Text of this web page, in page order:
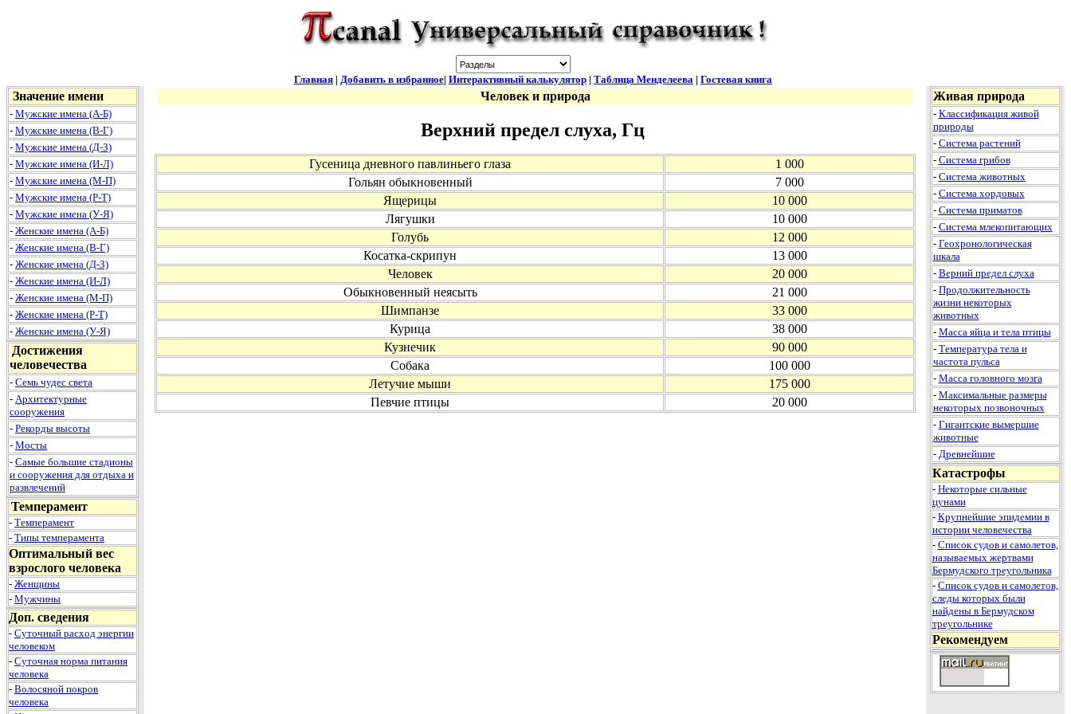
Главная | Добавить в избранное| Интерактивный калькулятор | Таблица Менделеева | Гостевая книга
Значение имени
- Мужские имена (А-Б)
- Мужские имена (В-Г)
- Мужские имена (Д-З)
- Мужские имена (И-Л)
- Мужские имена (М-П)
- Мужские имена (Р-Т)
- Мужские имена (У-Я)
- Женские имена (А-Б)
- Женские имена (В-Г)
- Женские имена (Д-З)
- Женские имена (И-Л)
- Женские имена (М-П)
- Женские имена (Р-Т)
- Женские имена (У-Я)
Достижения
человечества
- Семь чудес света
- Архитектурные
сооружения
- Рекорды высоты
- Мосты
- Самые большие стадионы
и сооружения для отдыха и
развлечений
Темперамент
- Темперамент
- Типы темперамента
Оптимальный вес
взрослого человека
- Женщины
- Мужчины
Доп. сведения
- Суточный расход энергии
человеком
- Суточная норма питания
человека
- Волосяной покров
человека
Человек и природа
Верхний предел слуха, Гц
Гусеница дневного павлиньего глаза
1 000
Гольян обыкновенный
7 000
Ящерицы
10 000
Лягушки
10 000
Голубь
12 000
Косатка-скрипун
13 000
Человек
20 000
Обыкновенный неясыть
21 000
Шимпанзе
33 000
Курица
38 000
Кузнечик
90 000
Собака
100 000
Летучие мыши
175 000
Певчие птицы
20 000
Живая природа
- Классификация живой
природы
- Система растений
- Система грибов
- Система животных
- Система хордовых
- Система приматов
- Система млекопитающих
- Геохронологическая
шкала
- Верний предел слуха
- Продолжительность
жизни некоторых
животных
- Масса яйца и тела птицы
- Температура тела и
частота пульса
- Масса головного мозга
- Максимальные размеры
некоторых позвоночных
- Гигантские вымершие
животные
- Древнейшие
Катастрофы
- Некоторые сильные
цунами
- Крупнейшие эпидемии в
истории человечества
- Список судов и самолетов,
называемых жертвами
Бермудского треугольника
- Список судов и самолетов,
следы которых были
найдены в Бермудском
треугольнике
Рекомендуем